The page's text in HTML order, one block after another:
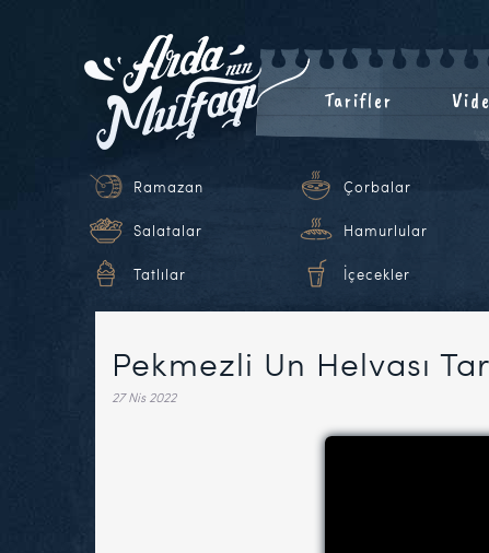
Tarifler
Ramazan Çorbalar
Salatalar Hamurlular
Tatlılar İçecekler
Pekmezli Un Helvası
27 Nis 2022